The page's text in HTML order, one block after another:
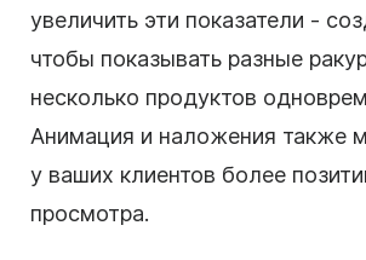
увеличить эти показатели -
чтобы показывать разные
несколько продуктов
Анимация и наложения также
у ваших клиентов более
просмотра.